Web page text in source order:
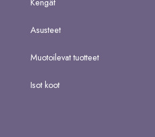
Asusteet
Muotoilevat tuotteet
Isot koot